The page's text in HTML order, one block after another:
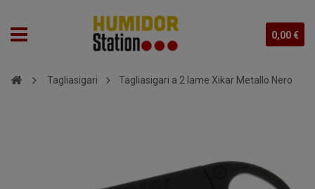
0,00 €
Tagliasigari Tagliasigari a 2 lame Xikar Metallo Nero